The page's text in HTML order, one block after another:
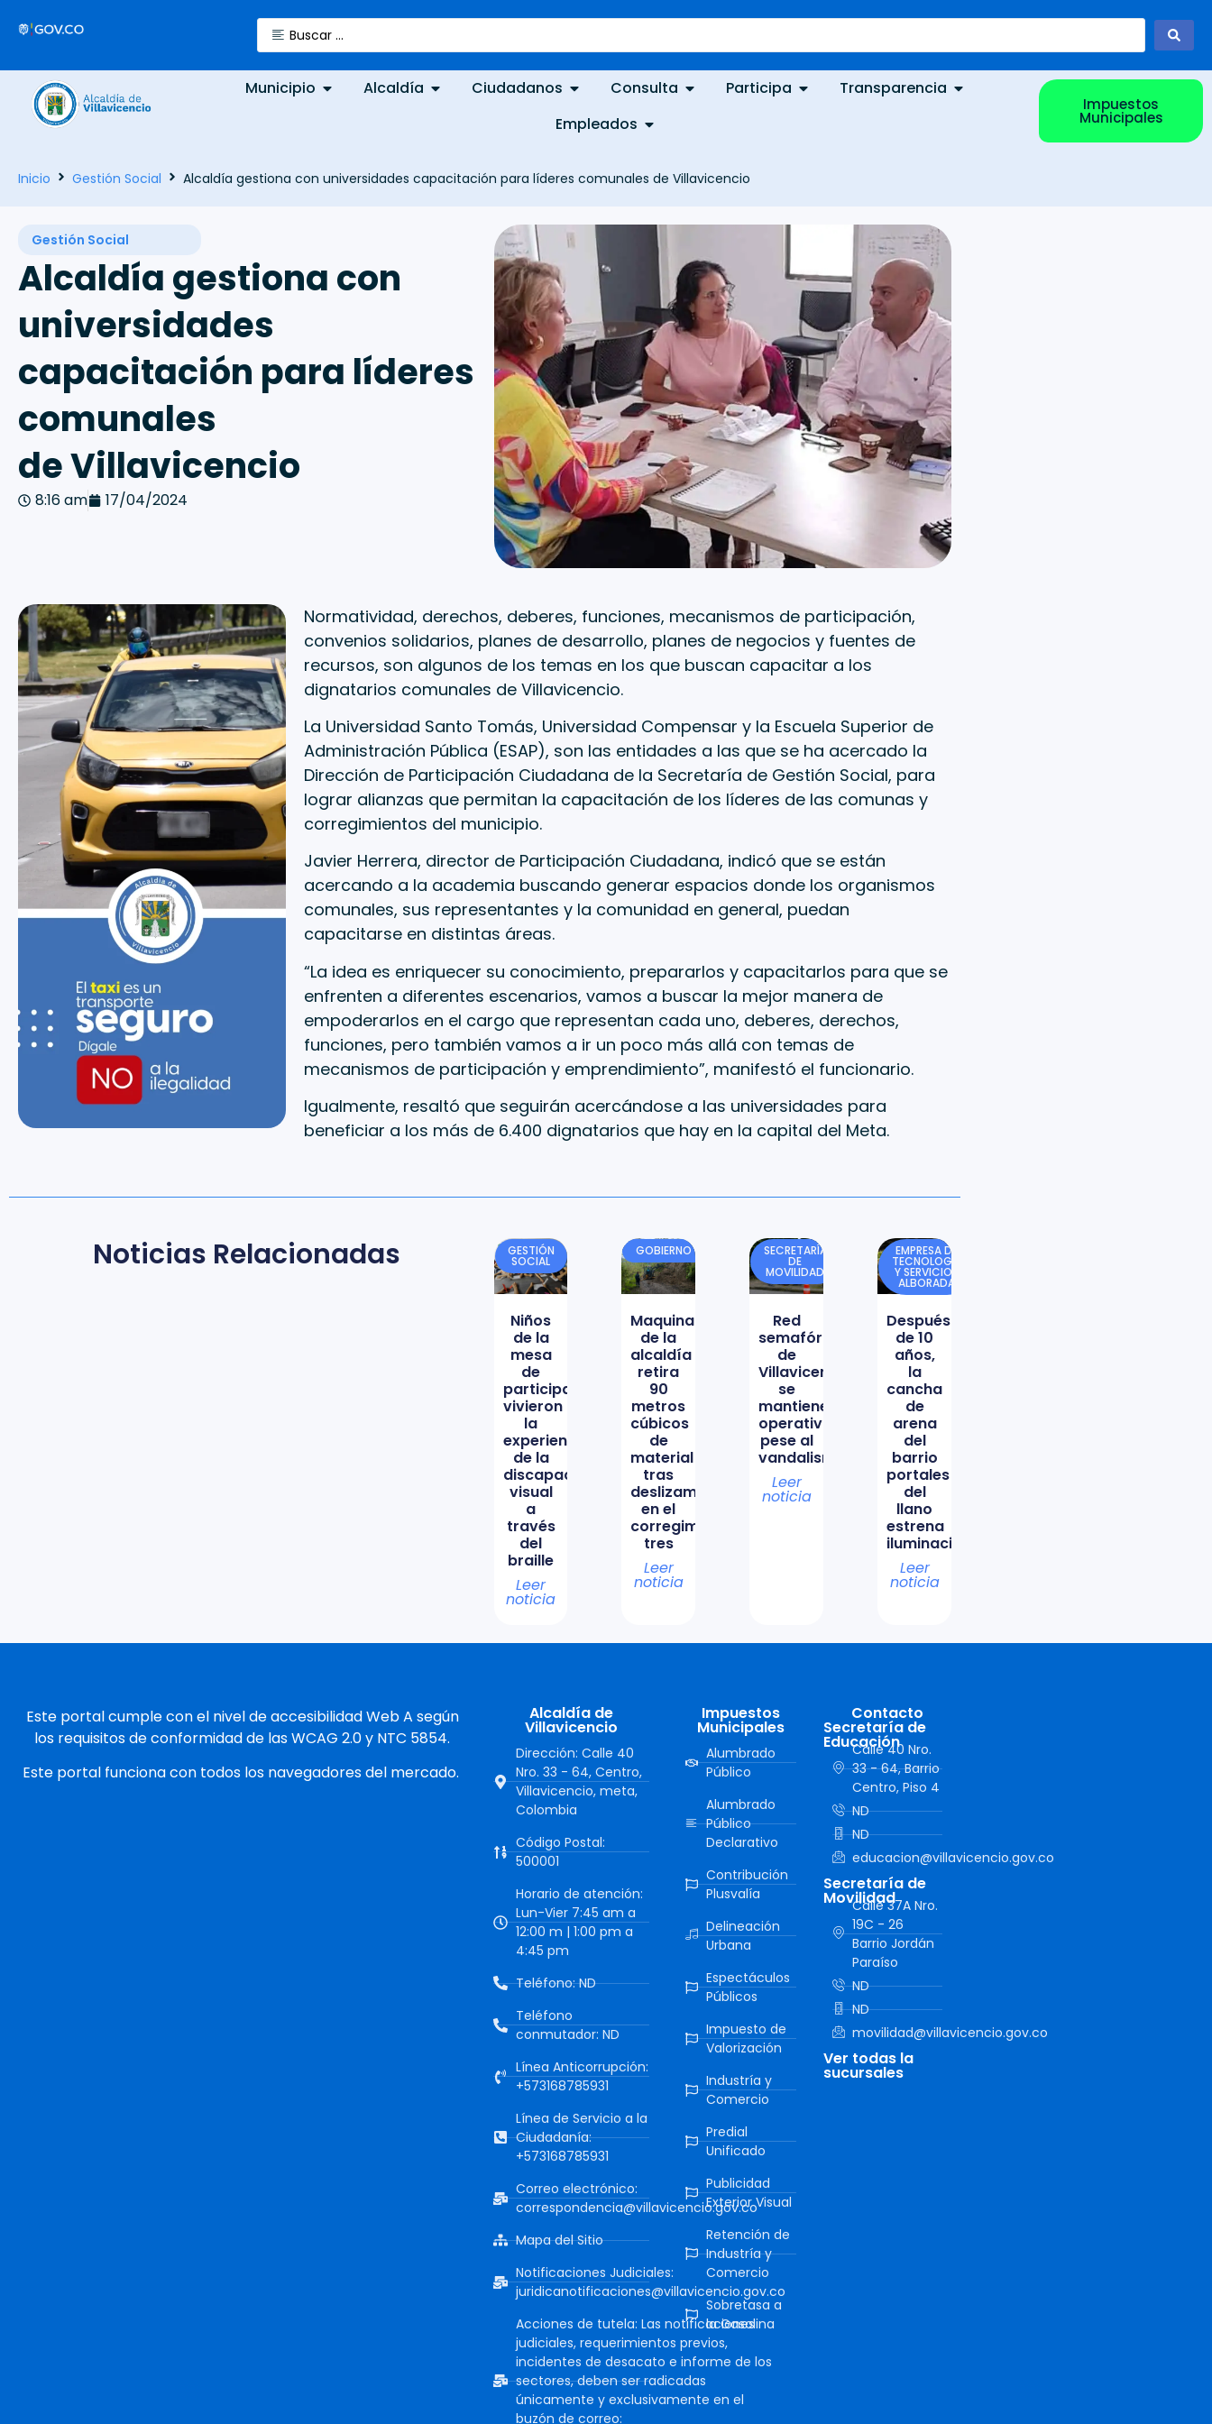
Municipio Alcaldía Ciudadanos Consulta Participa
Transparencia
Empleados
Impuestos
Municipales
Inicio Gestión Social Alcaldía gestiona con universidades capacitación para líderes comunales de Villavicencio
Gestión Social
Alcaldía gestiona con
universidades
capacitación para líderes
comunales
de Villavicencio
8:16 am 17/04/2024
Normatividad, derechos, deberes, funciones, mecanismos de participación,
convenios solidarios, planes de desarrollo, planes de negocios y fuentes de
recursos, son algunos de los temas en los que buscan capacitar a los
dignatarios comunales de Villavicencio.
La Universidad Santo Tomás, Universidad Compensar y la Escuela Superior de
Administración Pública (ESAP), son las entidades a las que se ha acercado la
Dirección de Participación Ciudadana de la Secretaría de Gestión Social, para
lograr alianzas que permitan la capacitación de los líderes de las comunas y
corregimientos del municipio.
Javier Herrera, director de Participación Ciudadana, indicó que se están
acercando a la academia buscando generar espacios donde los organismos
comunales, sus representantes y la comunidad en general, puedan
capacitarse en distintas áreas.
“La idea es enriquecer su conocimiento, prepararlos y capacitarlos para que se
enfrenten a diferentes escenarios, vamos a buscar la mejor manera de
empoderarlos en el cargo que representan cada uno, deberes, derechos,
funciones, pero también vamos a ir un poco más allá con temas de
mecanismos de participación y emprendimiento”, manifestó el funcionario.
Igualmente, resaltó que seguirán acercándose a las universidades para
beneficiar a los más de 6.400 dignatarios que hay en la capital del Meta.
Noticias Relacionadas GESTIÓN
SOCIAL
Niños
de la
mesa
de
participación
vivieron
la
experiencia
de la
discapacidad
visual
a
través
del
braille
Leer
noticia
GOBIERNO
Maquinaria
de la
alcaldía
retira
90
metros
cúbicos
de
material
tras
deslizamiento
en el
corregimiento
tres
Leer
noticia
SECRETARÍA
DE
MOVILIDAD
Red
semafórica
de
Villavicencio
se
mantiene
operativa
pese al
vandalismo
Leer
noticia
EMPRESA DE
TECNOLOGÍA
Y SERVICIOS
ALBORADA
Después
de 10
años,
la
cancha
de
arena
del
barrio
portales
del
llano
estrena
iluminación
Leer
noticia
Este portal cumple con el nivel de accesibilidad Web A según
los requisitos de conformidad de las WCAG 2.0 y NTC 5854.
Este portal funciona con todos los navegadores del mercado.
Alcaldía de
Villavicencio
Dirección: Calle 40
Nro. 33 - 64, Centro,
Villavicencio, meta,
Colombia
Código Postal:
500001
Horario de atención:
Lun-Vier 7:45 am a
12:00 m | 1:00 pm a
4:45 pm
Teléfono: ND
Teléfono
conmutador: ND
Línea Anticorrupción:
+573168785931
Línea de Servicio a la
Ciudadanía:
+573168785931
Correo electrónico:
correspondencia@villavicencio.gov.co
Mapa del Sitio
Notificaciones Judiciales:
juridicanotificaciones@villavicencio.gov.co
Acciones de tutela: Las notificaciones
judiciales, requerimientos previos,
incidentes de desacato e informe de los
sectores, deben ser radicadas
únicamente y exclusivamente en el
buzón de correo:
Impuestos
Municipales
Alumbrado
Público
Alumbrado
Público
Declarativo
Contribución
Plusvalía
Delineación
Urbana
Espectáculos
Públicos
Impuesto de
Valorización
Industría y
Comercio
Predial
Unificado
Publicidad
Exterior Visual
Retención de
Industría y
Comercio
Sobretasa a
la Gasolina
Contacto
Secretaría de
Educación
Calle 40 Nro.
33 - 64, Barrio
Centro, Piso 4
ND
ND
educacion@villavicencio.gov.co
Secretaría de
Movilidad
Calle 37A Nro.
19C - 26
Barrio Jordán
Paraíso
ND
ND
movilidad@villavicencio.gov.co
Ver todas la
sucursales